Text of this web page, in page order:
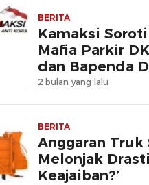
BERITA
Kamaksi
Mafia Parkir
dan Bapenda
2 bulan yang lalu
BERITA
Anggaran
Melonjak
Keajaiban?’